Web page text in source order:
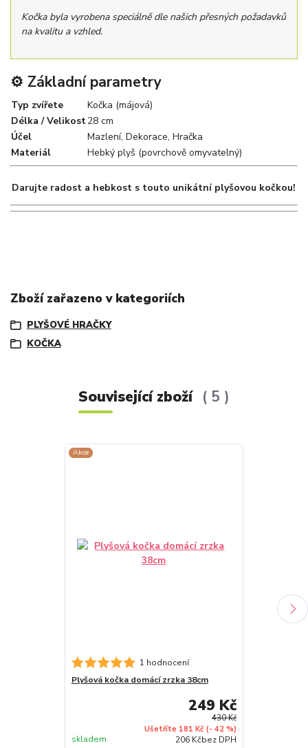
Kočka byla vyrobena speciálně dle našich přesných požadavků
na kvalitu a vzhled.
⚙️ Základní parametry
Typ zvířete
Kočka (májová)
Délka / Velikost28 cm
Účel
Mazlení, Dekorace, Hračka
Materiál
Hebký plyš (povrchově omyvatelný)
Darujte radost a hebkost s touto unikátní plyšovou kočkou!
Zboží zařazeno v kategoriích
PLYŠOVÉ HRAČKY
KOČKA
Související zboží 5
Akce
1 hodnocení
Plyšová kočka domácí zrzka 38cm
430 Kč
Ušetříte 181 Kč (- 42 %)
249 Kč
206 Kčbez DPH
skladem